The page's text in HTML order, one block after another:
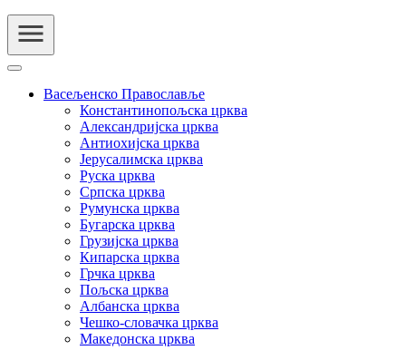
Васељенско Православље
Константинопољска црква
Александријска црква
Антиохијска црква
Јерусалимска црква
Руска црква
Српска црква
Румунска црква
Бугарска црква
Грузијска црква
Кипарска црква
Грчка црква
Пољска црква
Албанска црква
Чешко-словачка црква
Македонска црква